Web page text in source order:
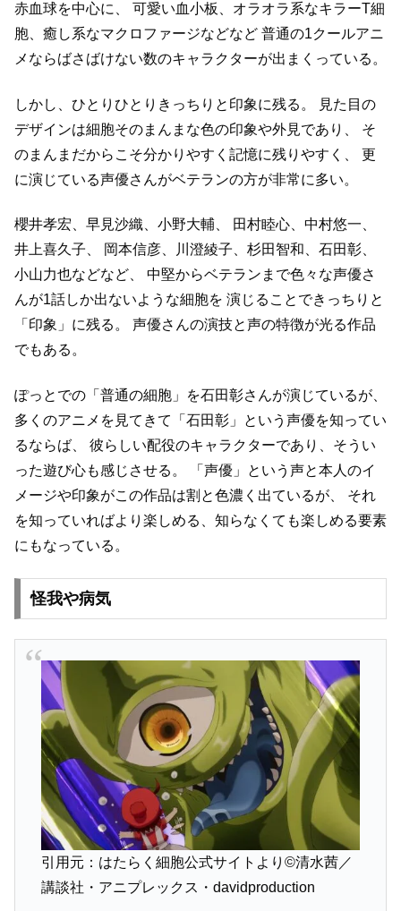
赤血球を中心に、
可愛い血小板、オラオラ系なキラーT細
胞、癒し系なマクロファージなどなど 普通の1クールアニ
メならばさばけない数のキャラクターが出まくっている。
しかし、ひとりひとりきっちりと印象に残る。
見た目の
デザインは細胞そのまんまな色の印象や外見であり、
そ
のまんまだからこそ分かりやすく記憶に残りやすく、
更
に演じている声優さんがベテランの方が非常に多い。
櫻井孝宏、早見沙織、小野大輔、 田村睦心、中村悠一、
井上喜久子、
岡本信彦、川澄綾子、杉田智和、石田彰、
小山力也などなど、
中堅からベテランまで色々な声優さ
んが1話しか出ないような細胞を 演じることできっちりと
「印象」に残る。
声優さんの演技と声の特徴が光る作品
でもある。
ぽっとでの「普通の細胞」を石田彰さんが演じているが、
多くのアニメを見てきて「石田彰」という声優を知ってい
るならば、
彼らしい配役のキャラクターであり、そうい
った遊び心も感じさせる。
「声優」という声と本人のイ
メージや印象がこの作品は割と色濃く出ているが、
それ
を知っていればより楽しめる、知らなくても楽しめる要素
にもなっている。
怪我や病気
引用元：はたらく細胞公式サイトより©清水茜／
講談社・アニプレックス・davidproduction